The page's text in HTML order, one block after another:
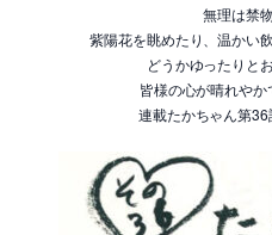
無理は禁
紫陽花を眺めたり、温かい
どうかゆったりと
皆様の心が晴れやか
連載たかちゃん第36